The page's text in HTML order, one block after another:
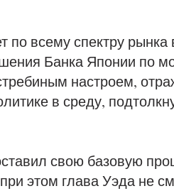
по всему спектру рынка
Банка Японии по
настроем,
в среду,
свою базовую
этом глава Уэда не